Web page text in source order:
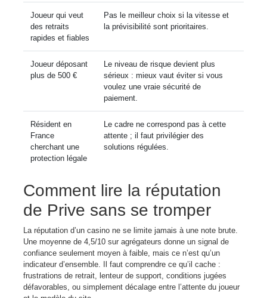
Joueur qui veut
des retraits
rapides et fiables
Pas le meilleur choix si la vitesse et
la prévisibilité sont prioritaires.
Joueur déposant
plus de 500 €
Le niveau de risque devient plus
sérieux : mieux vaut éviter si vous
voulez une vraie sécurité de
paiement.
Résident en
France
cherchant une
protection légale
Le cadre ne correspond pas à cette
attente ; il faut privilégier des
solutions régulées.
Comment lire la réputation
de Prive sans se tromper
La réputation d’un casino ne se limite jamais à une note brute.
Une moyenne de 4,5/10 sur agrégateurs donne un signal de
confiance seulement moyen à faible, mais ce n’est qu’un
indicateur d’ensemble. Il faut comprendre ce qu’il cache :
frustrations de retrait, lenteur de support, conditions jugées
défavorables, ou simplement décalage entre l’attente du joueur